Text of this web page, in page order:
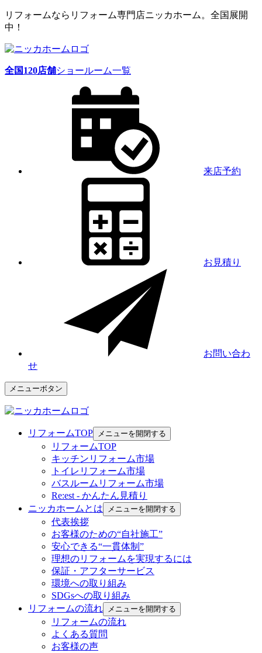
リフォームならリフォーム専門店ニッカホーム。全国展開
中！
全国120店舗ショールーム一覧
来店予約
お見積り
お問い合わ
せ
メニューボタン
リフォームTOP メニューを開閉する
リフォームTOP
キッチンリフォーム市場
トイレリフォーム市場
バスルームリフォーム市場
Re:est - かんたん見積り
ニッカホームとは
メニューを開閉する
代表挨拶
お客様のための“自社施工”
安心できる“一貫体制”
理想のリフォームを実現するには
保証・アフターサービス
環境への取り組み
SDGsへの取り組み
リフォームの流れ
メニューを開閉する
リフォームの流れ
よくある質問
お客様の声